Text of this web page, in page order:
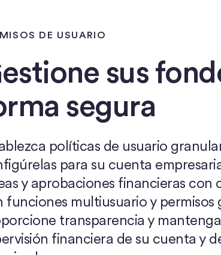
DE USUARIO
sus
segura
políticas de usuario
para su cuenta
y aprobaciones financieras con
funciones multiusuario y permisos
transparencia y
financiera de su cuenta y